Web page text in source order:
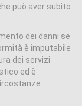
può aver subito
dei danni se
è imputabile
dei servizi
ed è